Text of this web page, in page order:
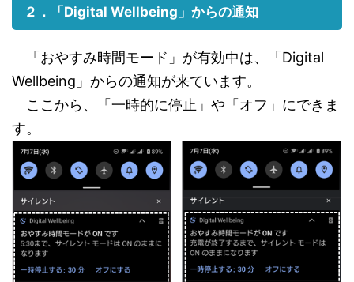
２．「Digital Wellbeing」からの通知
「おやすみ時間モード」が有効中は、「Digital
Wellbeing」からの通知が来ています。
ここから、「一時的に停止」や「オフ」にできま
す。